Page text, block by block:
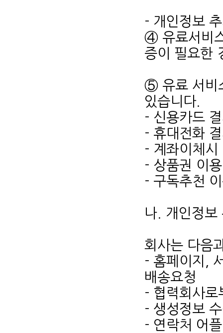
- 개인정보
④ 유료서비
증이 필요한
⑤ 유료 서비
있습니다.
- 신용카드
- 휴대전화
- 계좌이체시
- 상품권 이
- 구독추천
나. 개인정보
회사는 다음
- 홈페이지,
배송요청
- 협력회사로
- 생성정보
- 연락처 어